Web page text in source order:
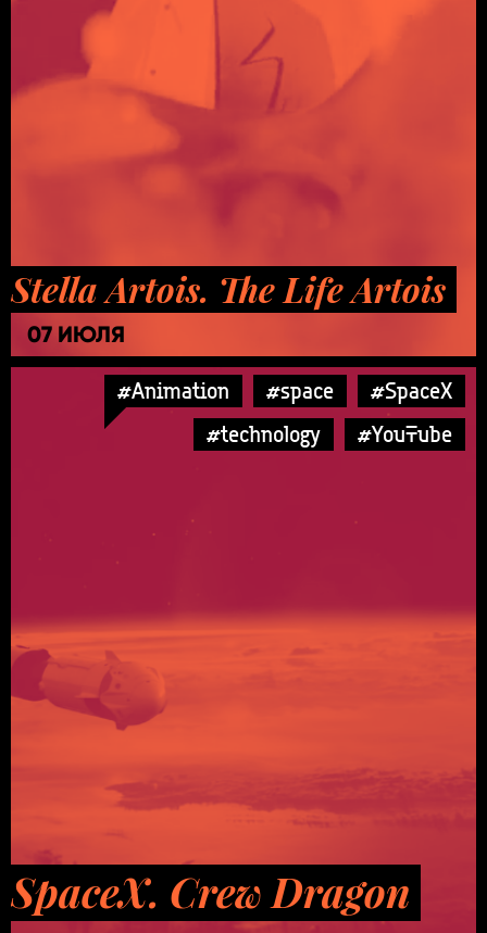
Stella Artois. The Life Artois
07 ИЮЛЯ
#Animation #space
#SpaceX
#technology
#YouTube
SpaceX. Crew Dragon